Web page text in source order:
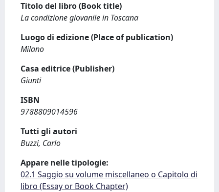
Titolo del libro (Book title)
La condizione giovanile in Toscana
Luogo di edizione (Place of publication)
Milano
Casa editrice (Publisher)
Giunti
ISBN
9788809014596
Tutti gli autori
Buzzi, Carlo
Appare nelle tipologie:
02.1 Saggio su volume miscellaneo o Capitolo di
libro (Essay or Book Chapter)